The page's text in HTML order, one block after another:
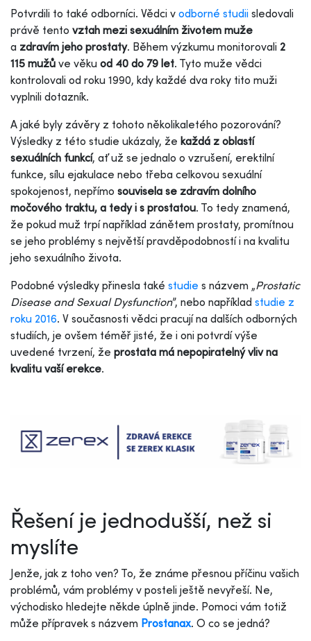
Potvrdili to také odborníci. Vědci v odborné studii sledovali
právě tento vztah mezi sexuálním životem muže
a zdravím jeho prostaty. Během výzkumu monitorovali 2
115 mužů ve věku od 40 do 79 let. Tyto muže vědci
kontrolovali od roku 1990, kdy každé dva roky tito muži
vyplnili dotazník.
A jaké byly závěry z tohoto několikaletého pozorování?
Výsledky z této studie ukázaly, že každá z oblastí
sexuálních funkcí, ať už se jednalo o vzrušení, erektilní
funkce, sílu ejakulace nebo třeba celkovou sexuální
spokojenost, nepřímo souvisela se zdravím dolního
močového traktu, a tedy i s prostatou. To tedy znamená,
že pokud muž trpí například zánětem prostaty, promítnou
se jeho problémy s největší pravděpodobností i na kvalitu
jeho sexuálního života.
Podobné výsledky přinesla také studie s názvem „Prostatic
Disease and Sexual Dysfunction”, nebo například studie z
roku 2016. V současnosti vědci pracují na dalších odborných
studiích, je ovšem téměř jisté, že i oni potvrdí výše
uvedené tvrzení, že prostata má nepopiratelný vliv na
kvalitu vaší erekce.
Řešení je jednodušší, než si
myslíte
Jenže, jak z toho ven? To, že známe přesnou příčinu vašich
problémů, vám problémy v posteli ještě nevyřeší. Ne,
východisko hledejte někde úplně jinde. Pomoci vám totiž
může přípravek s názvem Prostanax. O co se jedná?